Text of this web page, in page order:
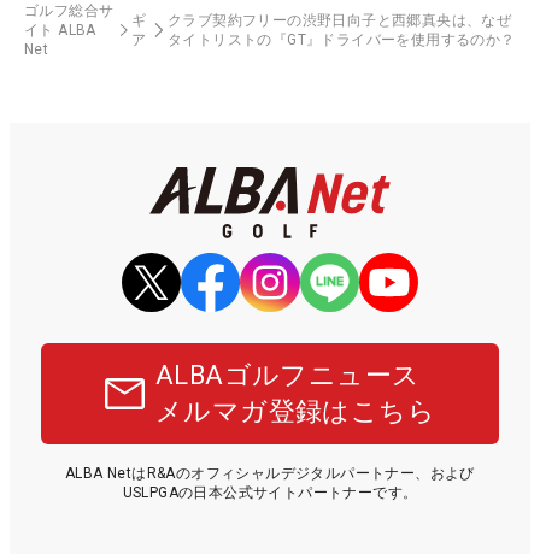
ゴルフ総合サ
イト ALBA
Net
ギ
ア
クラブ契約フリーの渋野日向子と西郷真央は、なぜ
タイトリストの『GT』ドライバーを使用するのか？
ALBAゴルフニュース
メルマガ登録はこちら
ALBA NetはR&Aのオフィシャルデジタルパートナー、および
USLPGAの日本公式サイトパートナーです。